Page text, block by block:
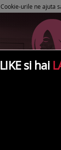
Cookie-urile ne ajuta
LIKE si hai